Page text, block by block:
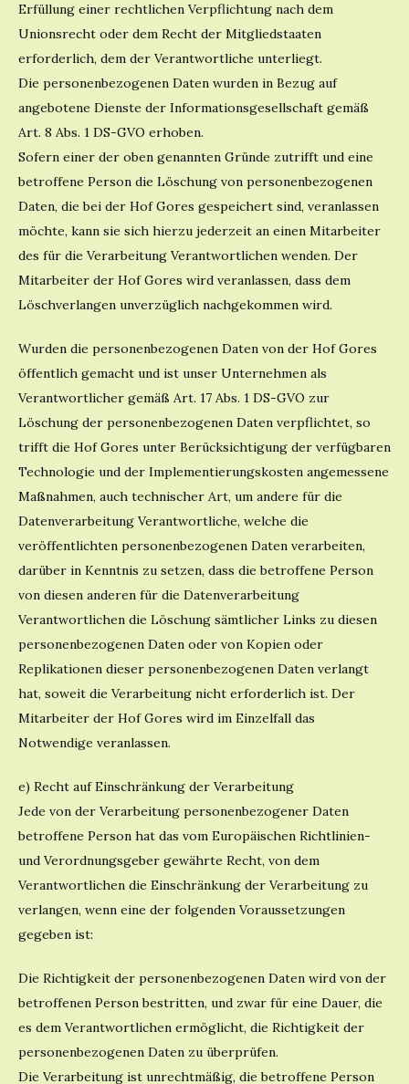
Erfüllung einer rechtlichen Verpflichtung nach dem
Unionsrecht oder dem Recht der Mitgliedstaaten
erforderlich, dem der Verantwortliche unterliegt.
Die personenbezogenen Daten wurden in Bezug auf
angebotene Dienste der Informationsgesellschaft gemäß
Art. 8 Abs. 1 DS-GVO erhoben.
Sofern einer der oben genannten Gründe zutrifft und eine
betroffene Person die Löschung von personenbezogenen
Daten, die bei der Hof Gores gespeichert sind, veranlassen
möchte, kann sie sich hierzu jederzeit an einen Mitarbeiter
des für die Verarbeitung Verantwortlichen wenden. Der
Mitarbeiter der Hof Gores wird veranlassen, dass dem
Löschverlangen unverzüglich nachgekommen wird.
Wurden die personenbezogenen Daten von der Hof Gores
öffentlich gemacht und ist unser Unternehmen als
Verantwortlicher gemäß Art. 17 Abs. 1 DS-GVO zur
Löschung der personenbezogenen Daten verpflichtet, so
trifft die Hof Gores unter Berücksichtigung der verfügbaren
Technologie und der Implementierungskosten angemessene
Maßnahmen, auch technischer Art, um andere für die
Datenverarbeitung Verantwortliche, welche die
veröffentlichten personenbezogenen Daten verarbeiten,
darüber in Kenntnis zu setzen, dass die betroffene Person
von diesen anderen für die Datenverarbeitung
Verantwortlichen die Löschung sämtlicher Links zu diesen
personenbezogenen Daten oder von Kopien oder
Replikationen dieser personenbezogenen Daten verlangt
hat, soweit die Verarbeitung nicht erforderlich ist. Der
Mitarbeiter der Hof Gores wird im Einzelfall das
Notwendige veranlassen.
e) Recht auf Einschränkung der Verarbeitung
Jede von der Verarbeitung personenbezogener Daten
betroffene Person hat das vom Europäischen Richtlinien-
und Verordnungsgeber gewährte Recht, von dem
Verantwortlichen die Einschränkung der Verarbeitung zu
verlangen, wenn eine der folgenden Voraussetzungen
gegeben ist:
Die Richtigkeit der personenbezogenen Daten wird von der
betroffenen Person bestritten, und zwar für eine Dauer, die
es dem Verantwortlichen ermöglicht, die Richtigkeit der
personenbezogenen Daten zu überprüfen.
Die Verarbeitung ist unrechtmäßig, die betroffene Person